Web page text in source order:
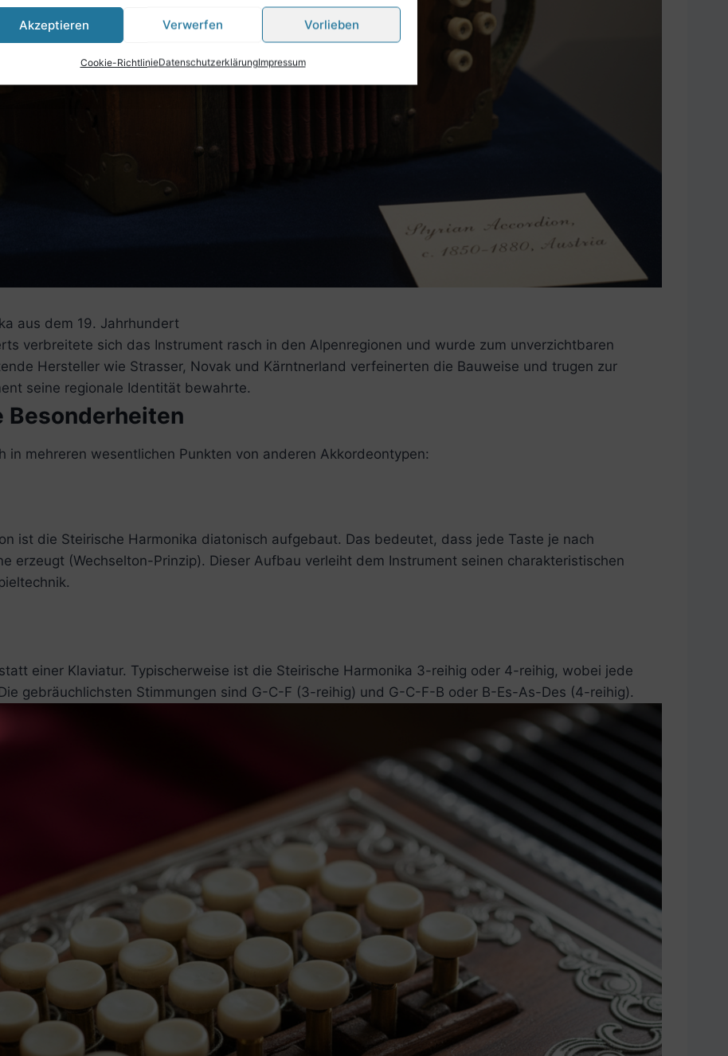
Akzeptieren Verwerfen Vorlieben
Cookie-RichtlinieDatenschutzerklärungImpressum
aus dem 19. Jahrhundert
verbreitete sich das Instrument rasch in den Alpenregionen und wurde zum unverzichtbaren
Hersteller wie Strasser, Novak und Kärntnerland verfeinerten die Bauweise und trugen zur
seine regionale Identität bewahrte.
Besonderheiten
in mehreren wesentlichen Punkten von anderen Akkordeontypen:
ist die Steirische Harmonika diatonisch aufgebaut. Das bedeutet, dass jede Taste je nach
erzeugt (Wechselton-Prinzip). Dieser Aufbau verleiht dem Instrument seinen charakteristischen
einer Klaviatur. Typischerweise ist die Steirische Harmonika 3-reihig oder 4-reihig, wobei jede
gebräuchlichsten Stimmungen sind G-C-F (3-reihig) und G-C-F-B oder B-Es-As-Des (4-reihig).